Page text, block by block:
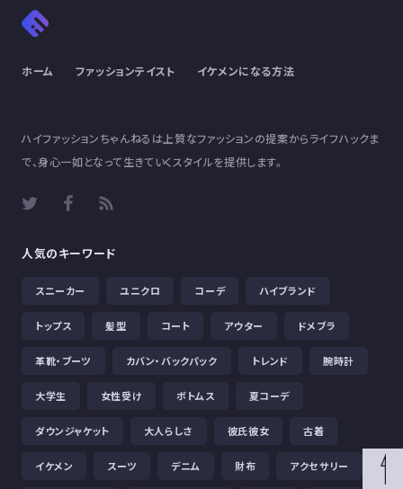
ホーム ファッションテイスト イケメンになる方法
ハイファッションちゃんねるは上質なファッションの提案からライフハックま
で、身心一如となって生きていくスタイルを提供します。
人気のキーワード
スニーカー ユニクロ コーデ ハイブランド
トップス 髪型 コート アウター ドメブラ
革靴・ブーツ カバン・バックパック トレンド 腕時計
大学生 女性受け ボトムス 夏コーデ
ダウンジャケット 大人らしさ 彼氏彼女 古着
イケメン スーツ デニム 財布 アクセサリー